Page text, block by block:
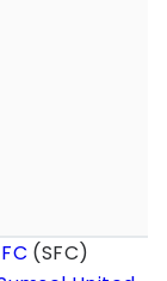
(SFC)